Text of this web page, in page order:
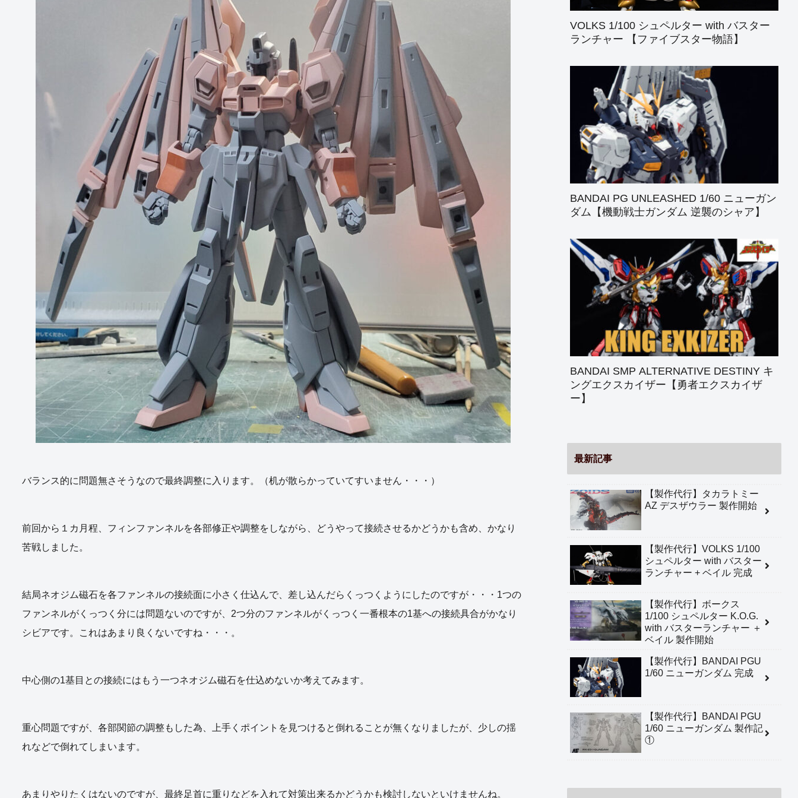
バランス的に問題無さそうなので最終調整に入ります。（机が散らかっていてすいません・・・）
前回から１カ月程、フィンファンネルを各部修正や調整をしながら、どうやって接続させるかどうかも含め、かなり
苦戦しました。
結局ネオジム磁石を各ファンネルの接続面に小さく仕込んで、差し込んだらくっつくようにしたのですが・・・1つの
ファンネルがくっつく分には問題ないのですが、2つ分のファンネルがくっつく一番根本の1基への接続具合がかなり
シビアです。これはあまり良くないですね・・・。
中心側の1基目との接続にはもう一つネオジム磁石を仕込めないか考えてみます。
重心問題ですが、各部関節の調整もした為、上手くポイントを見つけると倒れることが無くなりましたが、少しの揺
れなどで倒れてしまいます。
あまりやりたくはないのですが、最終足首に重りなどを入れて対策出来るかどうかも検討しないといけませんね。
VOLKS 1/100 シュペルター with バスター
ランチャー 【ファイブスター物語】
BANDAI PG UNLEASHED 1/60 ニューガン
ダム【機動戦士ガンダム 逆襲のシャア】
BANDAI SMP ALTERNATIVE DESTINY キ
ングエクスカイザー【勇者エクスカイザ
ー】
最新記事
【製作代行】タカラトミー
AZ デスザウラー 製作開始
【製作代行】VOLKS 1/100
シュペルター with バスター
ランチャー + ベイル 完成
【製作代行】ボークス
1/100 シュペルター K.O.G.
with バスターランチャー ＋
ベイル 製作開始
【製作代行】BANDAI PGU
1/60 ニューガンダム 完成
【製作代行】BANDAI PGU
1/60 ニューガンダム 製作記
①